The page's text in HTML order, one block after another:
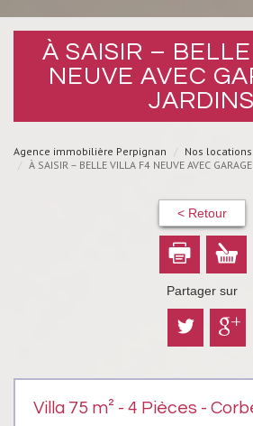
À SAISIR – BELLE VILLA F4
NEUVE AVEC
JARDINS
Agence immobilière Perpignan
Nos
À SAISIR – BELLE VILLA F4 NEUVE AVEC
< Retour
Partager sur
Villa 75 m² - 4 Pièces -